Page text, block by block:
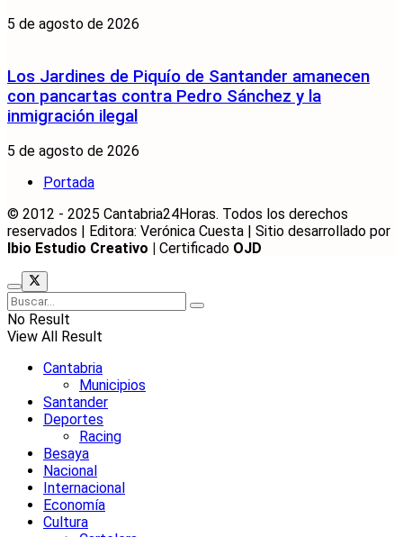
5 de agosto de 2026
Los Jardines de Piquío de Santander amanecen
con pancartas contra Pedro Sánchez y la
inmigración ilegal
5 de agosto de 2026
Portada
© 2012 - 2025 Cantabria24Horas. Todos los derechos
reservados | Editora: Verónica Cuesta | Sitio desarrollado por
Ibio Estudio Creativo |
Certificado OJD
No Result
View All Result
Cantabria
Municipios
Santander
Deportes
Racing
Besaya
Nacional
Internacional
Economía
Cultura